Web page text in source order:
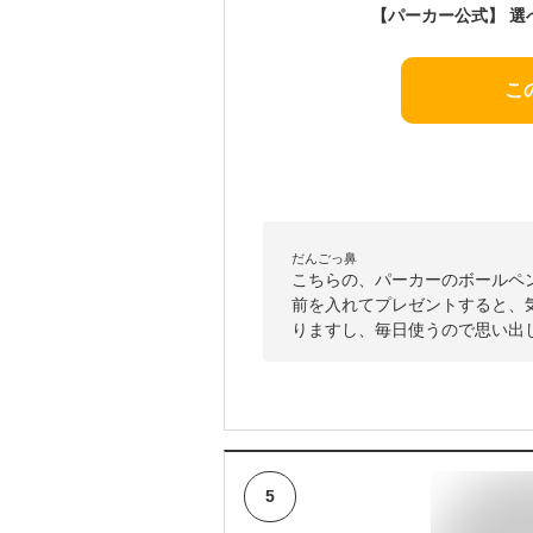
こ
だんごっ鼻
こちらの、パーカーのボール
前を入れてプレゼントすると
りますし、毎日使うので思い出
5